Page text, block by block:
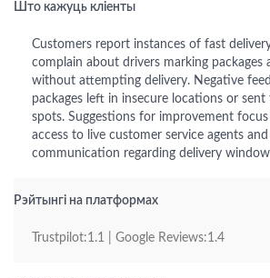
Што кажуць кліенты
Customers report instances of fast
complain about drivers marking packages
without attempting delivery. Negative
packages left in insecure locations or
spots. Suggestions for improvement
access to live customer service agents
communication regarding delivery
Рэйтынгі на платформах
Trustpilot:1.1 | Google Reviews:1.4